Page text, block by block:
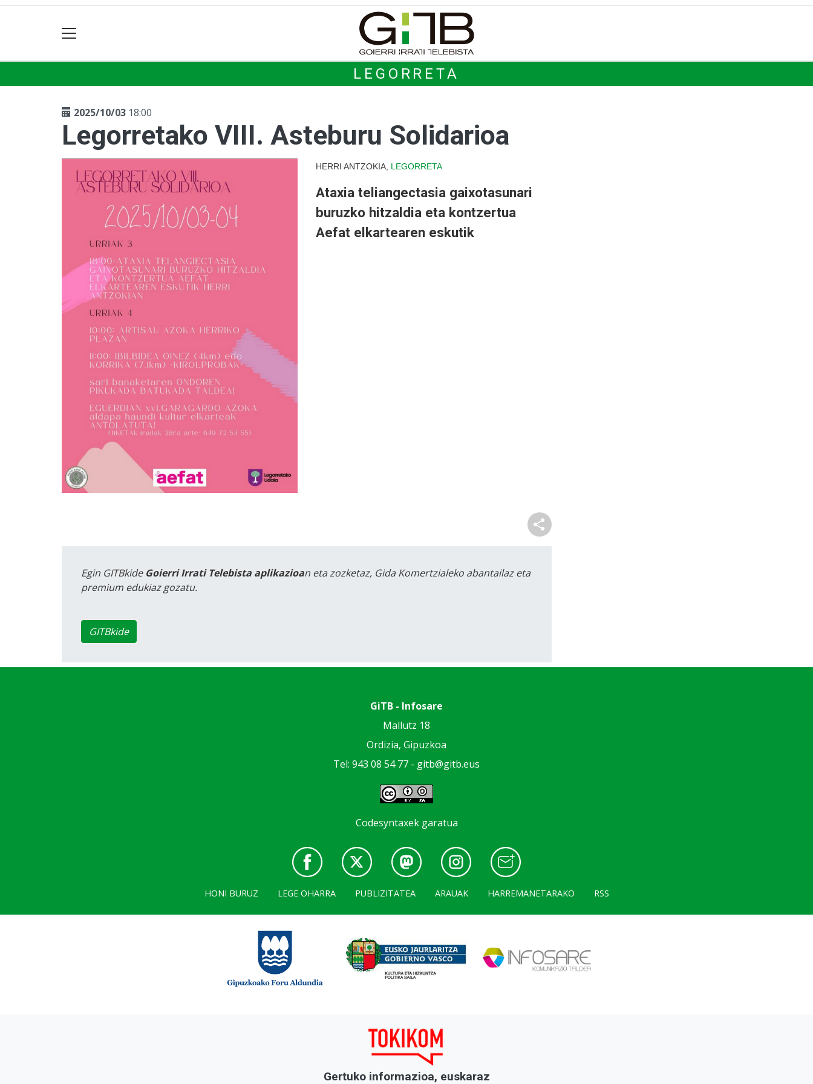
LEGORRETA
2025/10/03 18:00
Legorretako VIII. Asteburu Solidarioa
HERRI ANTZOKIA, LEGORRETA
Ataxia teliangectasia gaixotasunari
buruzko hitzaldia eta kontzertua
Aefat elkartearen eskutik
Egin GITBkide Goierri Irrati Telebista aplikazioan eta zozketaz, Gida Komertzialeko abantailaz eta
premium edukiaz gozatu.
GITBkide
GiTB - Infosare
Mallutz 18
Ordizia, Gipuzkoa
Tel: 943 08 54 77 - gitb@gitb.eus
Codesyntaxek garatua
HONI BURUZ LEGE OHARRA PUBLIZITATEA ARAUAK HARREMANETARAKO RSS
Gertuko informazioa, euskaraz